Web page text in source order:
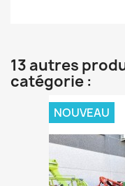
13 autres
catégorie :
NOUVEAU